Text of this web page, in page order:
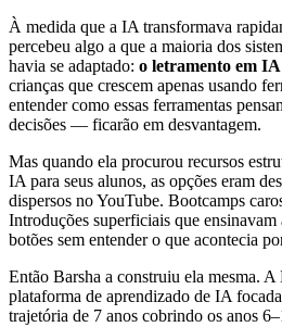
À medida que a IA transformava
percebeu algo a que a maioria dos
havia se adaptado: o letramento em
crianças que crescem apenas usando
entender como essas ferramentas
decisões — ficarão em desvantagem.
Mas quando ela procurou recursos
IA para seus alunos, as opções eram
dispersos no YouTube. Bootcamps
Introduções superficiais que ensinavam
botões sem entender o que acontecia
Então Barsha a construiu ela mesma.
plataforma de aprendizado de IA
trajetória de 7 anos cobrindo os anos